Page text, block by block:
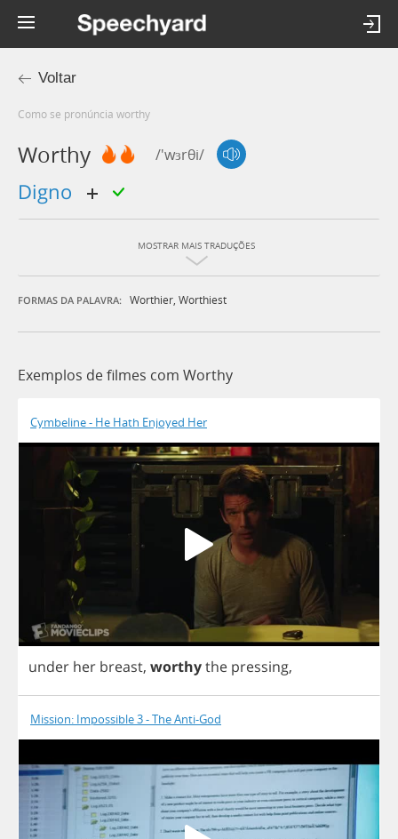
Voltar
Como se pronúncia worthy
Worthy /'wɜrθi/
digno
MOSTRAR MAIS TRADUÇÕES
FORMAS DA PALAVRA: Worthier, Worthiest
Exemplos de filmes com Worthy
Cymbeline - He Hath Enjoyed Her
under her breast, worthythe pressing,
Mission: Impossible 3 - The Anti-God